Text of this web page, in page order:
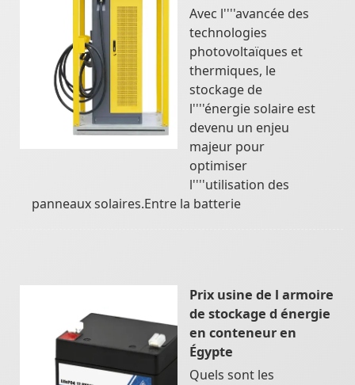
Avec l''''avancée des
technologies
photovoltaïques et
thermiques, le
stockage de
l''''énergie solaire est
devenu un enjeu
majeur pour
optimiser
l''''utilisation des
panneaux solaires.Entre la batterie
Prix usine de l armoire
de stockage d énergie
en conteneur en
Égypte
Quels sont les